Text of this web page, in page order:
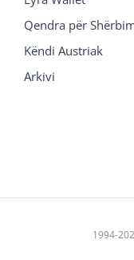
Qendra për
Këndi Austriak
Arkivi
1994-